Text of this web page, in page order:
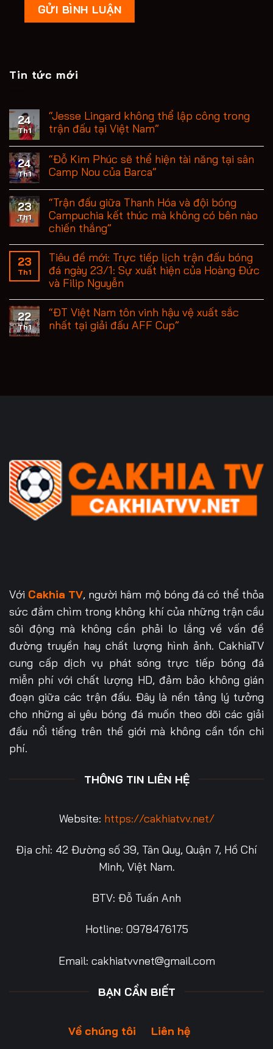
Tin tức mới
24
Th1
“Jesse Lingard không thể lập công trong
trận đấu tại Việt Nam”
24
Th1
“Đỗ Kim Phúc sẽ thể hiện tài năng tại sân
Camp Nou của Barca”
23
Th1
“Trận đấu giữa Thanh Hóa và đội bóng
Campuchia kết thúc mà không có bên nào
chiến thắng”
23
Th1
Tiêu đề mới: Trực tiếp lịch trận đấu bóng
đá ngày 23/1: Sự xuất hiện của Hoàng Đức
và Filip Nguyễn
22
Th1
“ĐT Việt Nam tôn vinh hậu vệ xuất sắc
nhất tại giải đấu AFF Cup”
Với Cakhia TV, người hâm mộ bóng đá có thể thỏa
sức đắm chìm trong không khí của những trận cầu
sôi động mà không cần phải lo lắng về vấn đề
đường truyền hay chất lượng hình ảnh. CakhiaTV
cung cấp dịch vụ phát sóng trực tiếp bóng đá
miễn phí với chất lượng HD, đảm bảo không gián
đoạn giữa các trận đấu. Đây là nền tảng lý tưởng
cho những ai yêu bóng đá muốn theo dõi các giải
đấu nổi tiếng trên thế giới mà không cần tốn chi
phí.
THÔNG TIN LIÊN HỆ
Website: https://cakhiatvv.net/
Địa chỉ: 42 Đường số 39, Tân Quy, Quận 7, Hồ Chí
Minh, Việt Nam.
BTV: Đỗ Tuấn Anh
Hotline: 0978476175
Email: cakhiatvvnet@gmail.com
BẠN CẦN BIẾT
Về chúng tôi Liên hệ